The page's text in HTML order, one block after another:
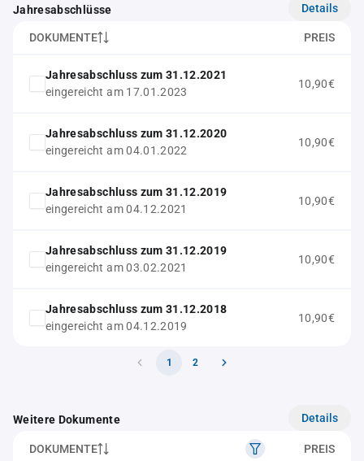
Jahresabschlüsse Details
DOKUMENTE PREIS
Jahresabschluss zum 31.12.2021
eingereicht am 17.01.2023
10,90€
Jahresabschluss zum 31.12.2020
eingereicht am 04.01.2022
10,90€
Jahresabschluss zum 31.12.2019
eingereicht am 04.12.2021
10,90€
Jahresabschluss zum 31.12.2019
eingereicht am 03.02.2021
10,90€
Jahresabschluss zum 31.12.2018
eingereicht am 04.12.2019
10,90€
1 2
Weitere Dokumente Details
DOKUMENTE PREIS